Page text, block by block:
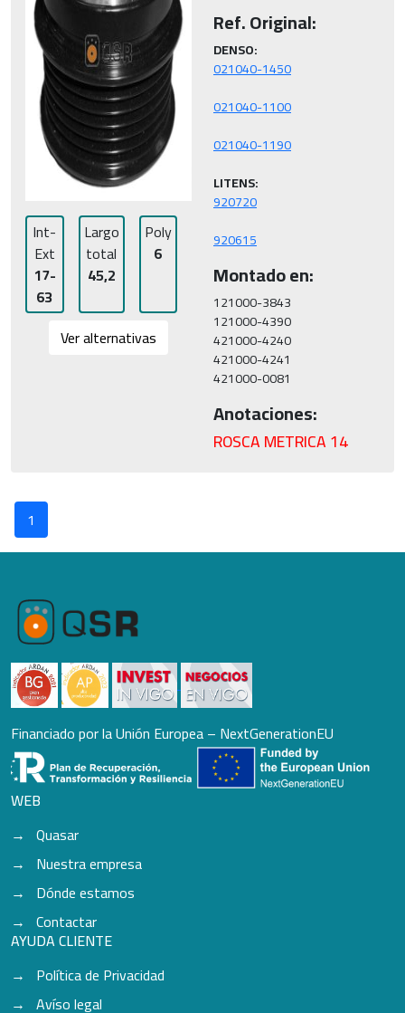
Int-
Ext
17-
63
Largo
total
45,2
Poly
6
Ver alternativas
Ref. Original:
DENSO:
LITENS:
920615
Montado en:
121000-3843
121000-4390
421000-4240
421000-4241
Anotaciones:
ROSCA METRICA 14
1
Financiado por la Unión Europea – NextGenerationEU
WEB
Quasar
Nuestra empresa
Dónde estamos
Contactar
AYUDA CLIENTE
Política de Privacidad
Avíso legal